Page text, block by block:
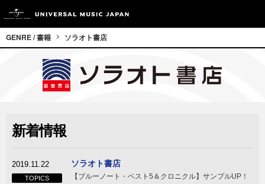
GENRE / 書籍 ソラオト書店
新着情報
2019.11.22
TOPICS
ソラオト書店
【ブルーノート・ベスト5＆クロニクル】サンプルUP！